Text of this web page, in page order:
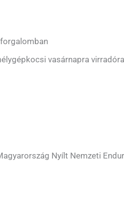
vasárnapra
Nyílt Nemzeti